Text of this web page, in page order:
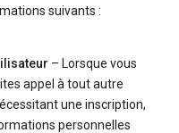
suivants :
– Lorsque vous
appel à tout autre
une inscription,
personnelles